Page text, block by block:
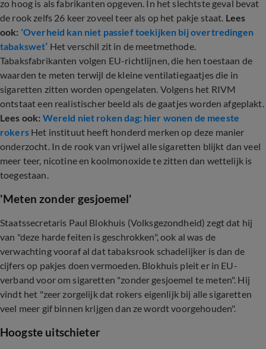
zo hoog is als fabrikanten opgeven. In het slechtste geval bevat
de rook zelfs 26 keer zoveel teer als op het pakje staat. Lees
ook: ‘Overheid kan niet passief toekijken bij overtredingen
tabakswet’ Het verschil zit in de meetmethode.
Tabaksfabrikanten volgen EU-richtlijnen, die hen toestaan de
waarden te meten terwijl de kleine ventilatiegaatjes die in
sigaretten zitten worden opengelaten. Volgens het RIVM
ontstaat een realistischer beeld als de gaatjes worden afgeplakt.
Lees ook: Wereld niet roken dag: hier wonen de meeste
rokersHet instituut heeft honderd merken op deze manier
onderzocht. In de rook van vrijwel alle sigaretten blijkt dan veel
meer teer, nicotine en koolmonoxide te zitten dan wettelijk is
toegestaan.
'Meten zonder gesjoemel'
Staatssecretaris Paul Blokhuis (Volksgezondheid) zegt dat hij
van "deze harde feiten is geschrokken", ook al was de
verwachting vooraf al dat tabaksrook schadelijker is dan de
cijfers op pakjes doen vermoeden. Blokhuis pleit er in EU-
verband voor om sigaretten "zonder gesjoemel te meten". Hij
vindt het "zeer zorgelijk dat rokers eigenlijk bij alle sigaretten
veel meer gif binnen krijgen dan ze wordt voorgehouden".
Hoogste uitschieter